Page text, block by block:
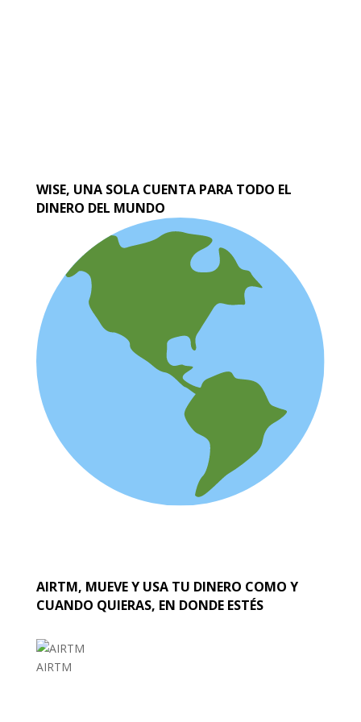
WISE, UNA SOLA CUENTA PARA TODO EL
DINERO DEL MUNDO
AIRTM, MUEVE Y USA TU DINERO COMO Y
CUANDO QUIERAS, EN DONDE ESTÉS
AIRTM